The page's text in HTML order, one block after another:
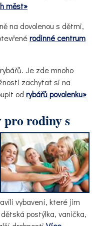
měst»
na dovolenou s dětmi,
rodinné centrum
Je zde mnoho
zachytat si na
od rybářů povolenku»
pro rodiny s
vybavení, které jim
postýlka, vanička,